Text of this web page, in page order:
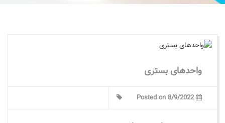
واحدهای بستری
Posted on 8/9/2022